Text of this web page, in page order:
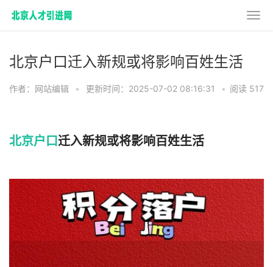
北京户口迁入新规或将影响百姓生活
作者：网站编辑 • 更新时间：2025-07-02 08:16:31 • 阅读 517
北京户口 迁入新规或将影响百姓生活